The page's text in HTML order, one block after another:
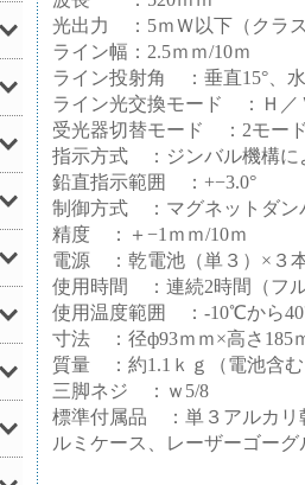
光出力 ：5ｍＷ以下（クラ
ライン幅：2.5ｍｍ/10ｍ
ライン投射角 ：垂直15°、水
ライン光交換モード ：Ｈ
受光器切替モード ：2モー
指示方式 ：ジンバル機構に
鉛直指示範囲 ：+−3.0°
制御方式 ：マグネットダン
精度 ：＋−1ｍｍ/10ｍ
電源 ：乾電池（単３）×３
使用時間 ：連続2時間（フ
使用温度範囲 ：-10℃から
寸法 ：径ф93ｍｍ×高さ185
質量 ：約1.1ｋｇ（電池含
三脚ネジ ：ｗ5/8
標準付属品 ：単３アルカリ
ルミケース、レーザーゴー